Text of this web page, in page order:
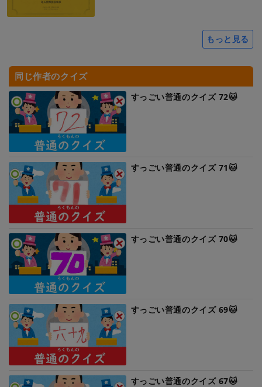
もっと見る
同じ作者のクイズ
すっごい普通のクイズ 72🐱
すっごい普通のクイズ 71🐱
すっごい普通のクイズ 70🐱
すっごい普通のクイズ 69🐱
すっごい普通のクイズ 67🐱